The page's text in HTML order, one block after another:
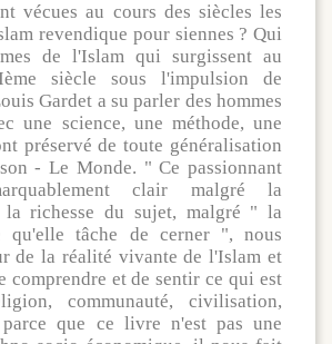
vécues au cours des siècles les
revendique pour siennes ? Qui
de l'Islam qui surgissent au
siècle sous l'impulsion de
Gardet a su parler des hommes
une science, une méthode, une
préservé de toute généralisation
- Le Monde. " Ce passionnant
clair malgré la
la richesse du sujet, malgré " la
qu'elle tâche de cerner ", nous
de la réalité vivante de l'Islam et
comprendre et de sentir ce qui est
communauté, civilisation,
que ce livre n'est pas une